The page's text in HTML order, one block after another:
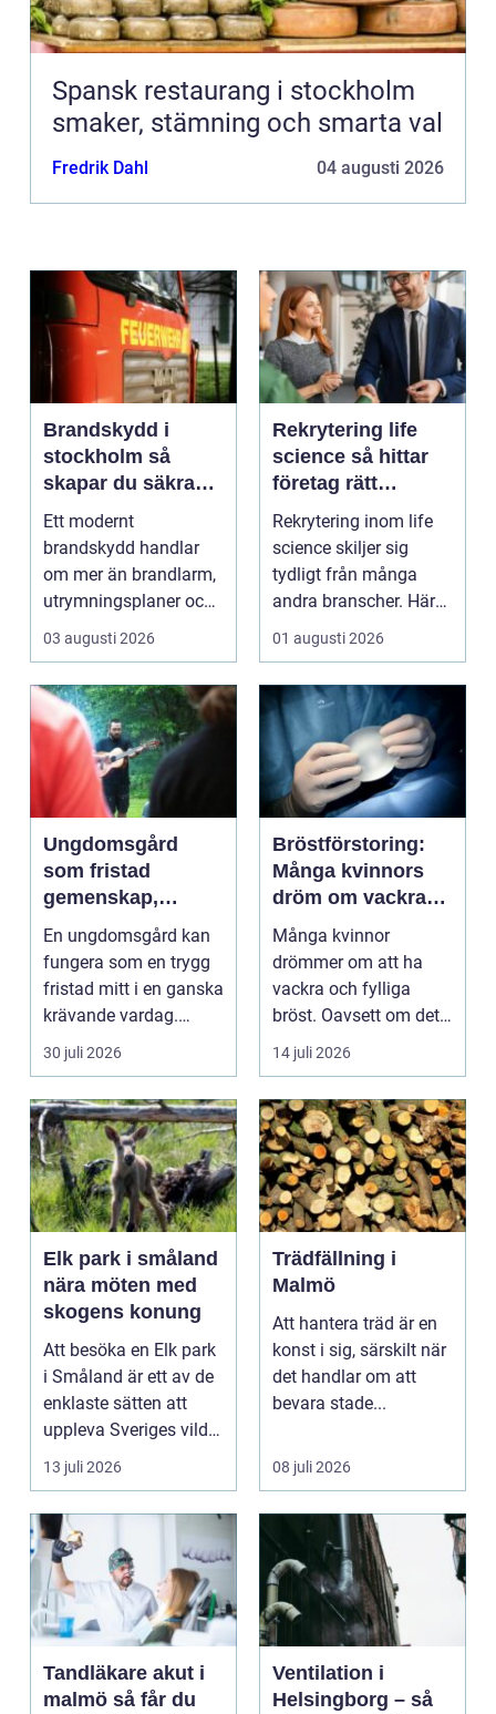
Spansk restaurang i stockholm
smaker, stämning och smarta val
Fredrik Dahl 04 augusti 2026
Brandskydd i
stockholm så
skapar du säkra
byggnader på
riktigt
Ett modernt
brandskydd handlar
om mer än brandlarm,
utrymningsplaner och
röda brandsläckare på
vägga...
03 augusti 2026
Rekrytering life
science så hittar
företag rätt
kompetens när
kraven är som
högst
Rekrytering inom life
science skiljer sig
tydligt från många
andra branscher. Här
påverkar varje bes...
01 augusti 2026
Ungdomsgård
som fristad
gemenskap,
trygghet och
växande
En ungdomsgård kan
fungera som en trygg
fristad mitt i en ganska
krävande vardag.
Skola, sociala med...
30 juli 2026
Bröstförstoring:
Många kvinnors
dröm om vackra
bröst
Många kvinnor
drömmer om att ha
vackra och fylliga
bröst. Oavsett om det
är f&o...
14 juli 2026
Elk park i småland
nära möten med
skogens konung
Att besöka en Elk park
i Småland är ett av de
enklaste sätten att
uppleva Sveriges vilda
hjärta på n...
13 juli 2026
Trädfällning i
Malmö
Att hantera träd är en
konst i sig, särskilt när
det handlar om att
bevara stade...
08 juli 2026
Tandläkare akut i
malmö så får du
Ventilation i
Helsingborg – så